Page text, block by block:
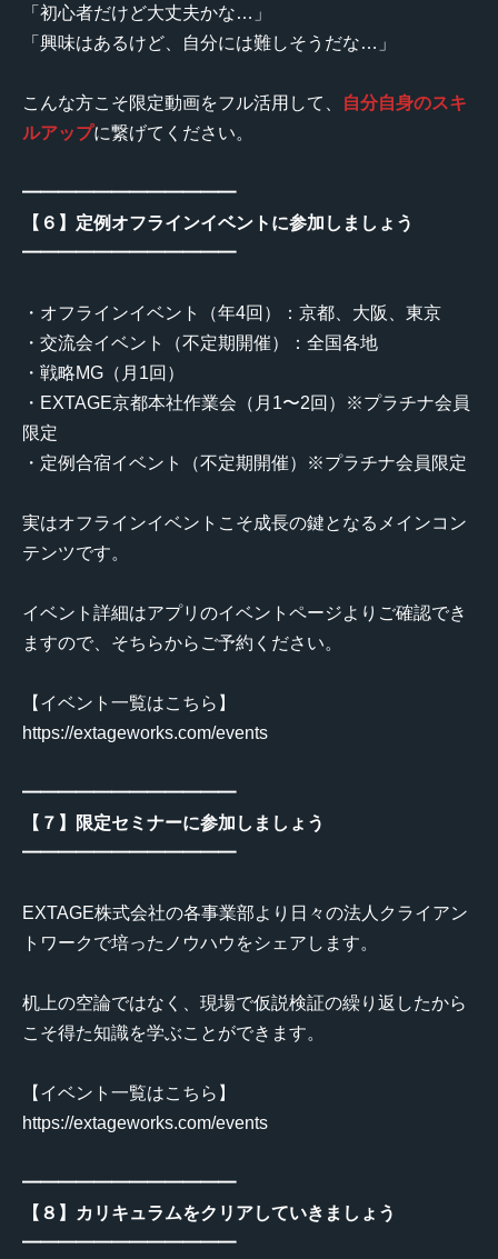
「初心者だけど大丈夫かな…」
「興味はあるけど、自分には難しそうだな…」
こんな方こそ限定動画をフル活用して、
自分自身のスキ
ルアップに繋げてください。
━━━━━━━━━━━━
【６】定例オフラインイベントに参加しましょう
━━━━━━━━━━━━
・オフラインイベント（年4回）：京都、大阪、東京
・交流会イベント（不定期開催）：全国各地
・戦略MG（月1回）
・EXTAGE京都本社作業会（月1〜2回）※プラチナ会員
限定
・定例合宿イベント（不定期開催）※プラチナ会員限定
実はオフラインイベントこそ成長の鍵となるメインコン
テンツです。
イベント詳細はアプリのイベントページよりご確認でき
ますので、そちらからご予約ください。
【イベント一覧はこちら】
https://extageworks.com/events
━━━━━━━━━━━━
【７】限定セミナーに参加しましょう
━━━━━━━━━━━━
EXTAGE株式会社の各事業部より日々の法人クライアン
トワークで培ったノウハウをシェアします。
机上の空論ではなく、現場で仮説検証の繰り返したから
こそ得た知識を学ぶことができます。
【イベント一覧はこちら】
https://extageworks.com/events
━━━━━━━━━━━━
【８】カリキュラムをクリアしていきましょう
━━━━━━━━━━━━